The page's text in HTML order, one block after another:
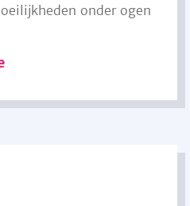
onder ogen